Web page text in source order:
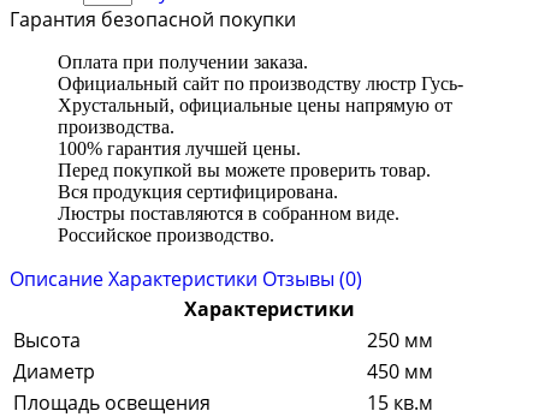
Гарантия безопасной покупки
Оплата при получении заказа.
Официальный сайт по производству люстр Гусь-
Хрустальный, официальные цены напрямую от
производства.
100% гарантия лучшей цены.
Перед покупкой вы можете проверить товар.
Вся продукция сертифицирована.
Люстры поставляются в собранном виде.
Российское производство.
ОписаниеХарактеристики Отзывы (0)
Характеристики
Высота
250 мм
Диаметр
450 мм
Площадь освещения
15 кв.м